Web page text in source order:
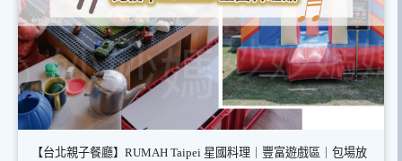
【台北親子餐廳】RUMAH Taipei 星國料理｜豐富遊戲區｜包場放